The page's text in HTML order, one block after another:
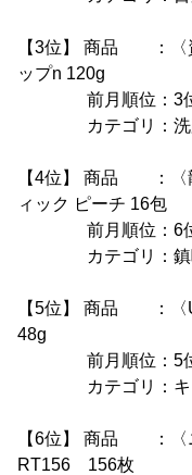
【3位】 商品 ：〈
ップn 120g
前月順位：3
カテゴリ：洗
【4位】 商品 ：〈
ィック ピーチ 16包
前月順位：6
カテゴリ：鎮咳
【5位】 商品 ：〈
48g
前月順位：5
カテゴリ：キャ
【6位】 商品 ：〈
RT156 156枚